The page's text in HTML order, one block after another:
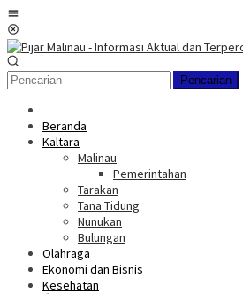
Loncat
ke
konten
Pencarian
Beranda
Kaltara
Malinau
Pemerintahan
Tarakan
Tana Tidung
Nunukan
Bulungan
Olahraga
Ekonomi dan Bisnis
Kesehatan